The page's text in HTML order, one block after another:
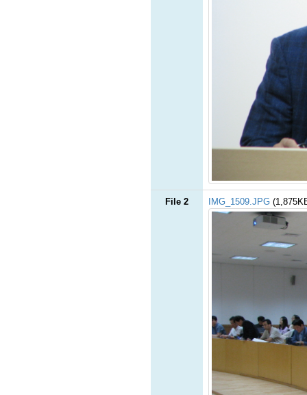
File 2 IMG_1509.JPG